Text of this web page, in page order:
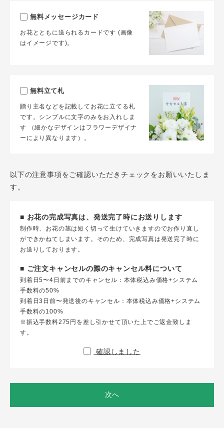
無料メッセージカード
お花とともに送られるカードです (画像
はイメージです)。
無料立て札
贈り主名などを記載してお花に立てる札
です。シンプルに文字のみをお入れしま
す （細かなデザインはフラワーデザイナ
ーにより異なります）。
以下の注意事項をご確認いただきチェックをお願いいたしま
す。
■ お花の完成写真は、発送完了時にお送りします
制作時、お花の茎は短く切って生けていきますのでお作り直し
ができかねてしまいます。そのため、完成写真は発送完了時に
お送りしております。
■ ご注文キャンセルの際のキャンセル料について
到着日5〜4日前までのキャンセル：本体税込み価格+システム
手数料の50%
到着日3日前〜発送後のキャンセル：本体税込み価格+システム
手数料の100%
※振込手数料275円を差し引かせて頂いた上でご返金致しま
す。
確認しました
次へ